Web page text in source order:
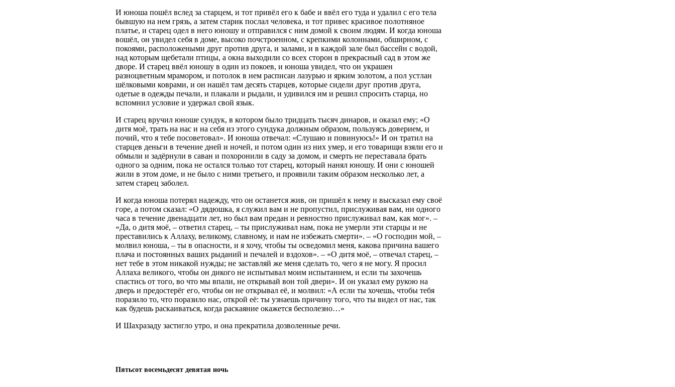
И юноша пошёл вслед за старцем, и тот привёл его к бабе и ввёл его туда и удалил с его тела
бывшую на нем грязь, а затем старик послал человека, и тот привес красивое полотняное
платье, и старец одел в него юношу и отправился с ним домой к своим людям. И когда юноша
вошёл, он увидел себя в доме, высоко почстроенном, с крепкими колоннами, обширном, с
покоями, расположеными друг против друга, и залами, и в каждой зале был бассейн с водой,
над которым щебетали птицы, а окна выходили со всех сторон в прекрасный сад в этом же
дворе. И старец ввёл юношу в один из покоев, и юноша увидел, что он украшен
разноцветным мрамором, и потолок в нем расписан лазурью и ярким золотом, а пол устлан
шёлковыми коврами, и он нашёл там десять старцев, которые сидели друг против друга,
одетые в одежды печали, и плакали и рыдали, и удивился им и решил спросить старца, но
вспомнил условие и удержал свой язык.
И старец вручил юноше сундук, в котором было тридцать тысяч динаров, и оказал ему; «О
дитя моё, трать на нас и на себя из этого сундука должным образом, пользуясь доверием, и
почий, что я тебе посоветовал». И юноша отвечал: «Слушаю и повинуюсь!» И он тратил на
старцев деньги в течение дней и ночей, и потом один из них умер, и его товарищи взяли его и
обмыли и задёрнули в саван и похоронили в саду за домом, и смерть не переставала брать
одного за одним, пока не остался только тот старец, который нанял юношу. И они с юношей
жили в этом доме, и не было с ними третьего, и проявили таким образом несколько лет, а
затем старец заболел.
И когда юноша потерял надежду, что он останется жив, он пришёл к нему и высказал ему своё
горе, а потом сказал: «О дядюшка, я служил вам и не пропустил, прислуживая вам, ни одного
часа в течение двенадцати лет, но был вам предан и ревностно прислуживал вам, как мог». –
«Да, о дитя моё, – ответил старец, – ты прислуживал нам, пока не умерли эти старцы и не
преставились к Аллаху, великому, славному, и нам не избежать смерти». – «О господин мой, –
молвил юноша, – ты в опасности, и я хочу, чтобы ты осведомил меня, какова причина вашего
плача и постоянных ваших рыданий и печалей и вздохов». – «О дитя моё, – отвечал старец, –
нет тебе в этом никакой нужды; не заставляй же меня сделать то, чего я не могу. Я просил
Аллаха великого, чтобы он дикого не испытывал моим испытанием, и если ты захочешь
спастись от того, во что мы впали, не открывай вон той двери». И он указал ему рукою на
дверь и предостерёг его, чтобы он не открывал её, и молвил: «А если ты хочешь, чтобы тебя
поразило то, что поразило нас, открой её: ты узнаешь причину того, что ты видел от нас, так
как будешь раскаиваться, когда раскаяние окажется бесполезно…»
И Шахразаду застигло утро, и она прекратила дозволенные речи.
Пятьсот восемьдесят девятая ночь